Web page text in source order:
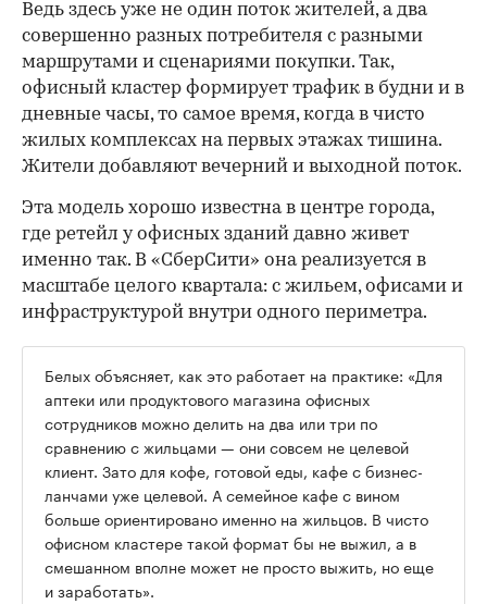
Ведь здесь уже не один поток жителей, а два
совершенно разных потребителя с разными
маршрутами и сценариями покупки. Так,
офисный кластер формирует трафик в будни и в
дневные часы, то самое время, когда в чисто
жилых комплексах на первых этажах тишина.
Жители добавляют вечерний и выходной поток.
Эта модель хорошо известна в центре города,
где ретейл у офисных зданий давно живет
именно так. В «СберСити» она реализуется в
масштабе целого квартала: с жильем, офисами и
инфраструктурой внутри одного периметра.
Белых объясняет, как это работает на практике: «Для
аптеки или продуктового магазина офисных
сотрудников можно делить на два или три по
сравнению с жильцами — они совсем не целевой
клиент. Зато для кофе, готовой еды, кафе с бизнес-
ланчами уже целевой. А семейное кафе с вином
больше ориентировано именно на жильцов. В чисто
офисном кластере такой формат бы не выжил, а в
смешанном вполне может не просто выжить, но еще
и заработать».